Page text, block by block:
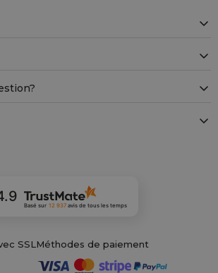
Basé sur 12 937 avisde tous les temps
SSLMéthodes de paiement